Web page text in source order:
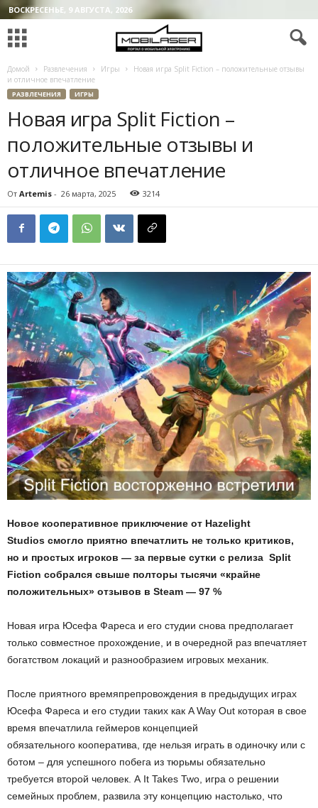
ВОСКРЕСЕНЬЕ, 9 АВГУСТА, 2026
Домой Развлечения Игры
Новая игра Split Fiction – положительные отзывы
и отличное впечатление
РАЗВЛЕЧЕНИЯ ИГРЫ
Новая игра Split Fiction –
положительные отзывы и
отличное впечатление
От Artemis - 26 марта, 2025 3214
Новое кооперативное приключение от Hazelight
Studios смогло приятно впечатлить не только критиков,
но и простых игроков — за первые сутки с релиза Split
Fiction собрался свыше полторы тысячи «крайне
положительных» отзывов в Steam — 97 %
Новая игра Юсефа Фареса и его студии снова предполагает
только совместное прохождение, и в очередной раз впечатляет
богатством локаций и разнообразием игровых механик.
После приятного времяпрепровождения в предыдущих играх
Юсефа Фареса и его студии таких как A Way Out которая в свое
время впечатлила геймеров концепцией
обязательного кооператива, где нельзя играть в одиночку или с
ботом – для успешного побега из тюрьмы обязательно
требуется второй человек. А It Takes Two, игра о решении
семейных проблем, развила эту концепцию настолько, что